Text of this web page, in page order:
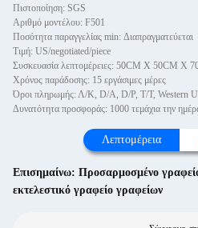
Πιστοποίηση: SGS
Αριθμό μοντέλου: F501
Ποσότητα παραγγελίας min: Διαπραγματεύεται
Τιμή: US/negotiated/piece
Συσκευασία λεπτομέρειες: 50CM X 50CM X
Χρόνος παράδοσης: 15 εργάσιμες μέρες
Όροι πληρωμής: Λ/Κ, D/A, D/P, T/T, Western
Δυνατότητα προσφοράς: 1000 τεμάχια την
Λεπτομέρεια
Επισημαίνω: Προσαρμοσμένο
εκτελεστικό γραφείο γραφείων